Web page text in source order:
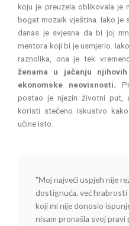
koju je preuzela oblikovala
bogat mozaik vještina. Iako je
danas je svjesna da bi joj
mentora koji bi je usmjerio.
raznolika, ona je tek
ženama u jačanju
ekonomske neovisnosti.
postao je njezin životni put,
koristi stečeno iskustvo
učine isto.
"Moj najveći uspjeh nije
dostignuća, već
koji mi nije donosio
nisam pronašla svoj pravi